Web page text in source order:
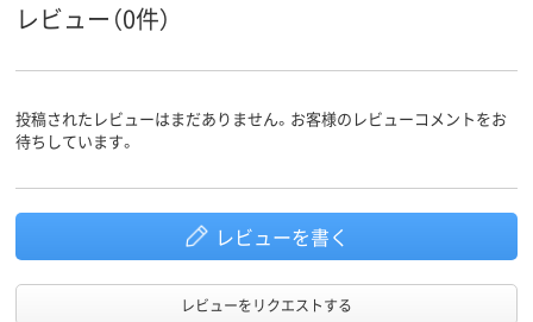
レビュー（0件）
投稿されたレビューはまだありません。お客様のレビューコメントをお
待ちしています。
レビューを書く
レビューをリクエストする